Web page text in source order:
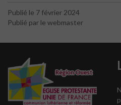
Publié le 7 février 2024
Publié par le webmaster